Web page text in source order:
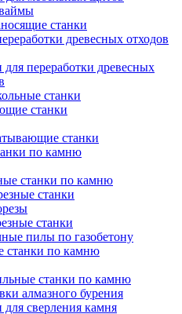
станки
древесных отходов
для переработки древесных
станки
станки
станки
по камню
станки по камню
станки
станки
пилы по газобетону
станки по камню
станки по камню
алмазного бурения
для сверления камня